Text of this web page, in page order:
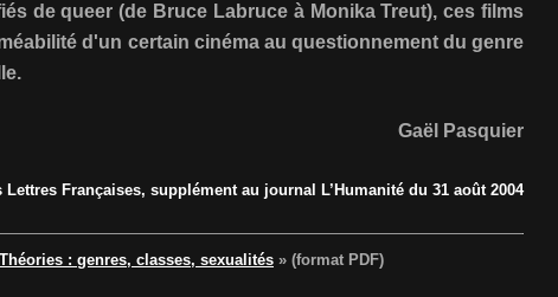
de queer (de Bruce Labruce à Monika Treut), ces films
d'un certain cinéma au questionnement du genre
Gaël Pasquier
Françaises, supplément au journal L’Humanité du 31 août 2004
: genres, classes, sexualités » (format PDF)